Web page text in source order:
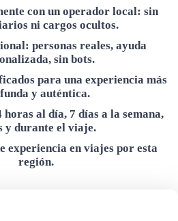
con un operador local: sin
ni cargos ocultos.
personas reales, ayuda
sin bots.
para una experiencia más
y auténtica.
al día, 7 días a la semana,
y durante el viaje.
experiencia en viajes por esta
región.